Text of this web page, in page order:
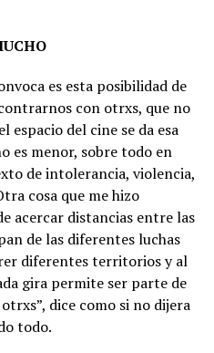
es esta posibilidad de
con otrxs, que no
espacio del cine se da esa
es menor, sobre todo en
de intolerancia, violencia,
cosa que me hizo
acercar distancias entre las
de las diferentes luchas
diferentes territorios y al
gira permite ser parte de
dice como si no dijera
todo.